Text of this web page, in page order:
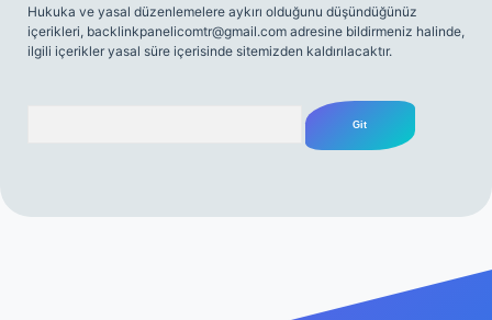
Hukuka ve yasal düzenlemelere aykırı olduğunu düşündüğünüz
içerikleri, backlinkpanelicomtr@gmail.com adresine bildirmeniz halinde,
ilgili içerikler yasal süre içerisinde sitemizden kaldırılacaktır.